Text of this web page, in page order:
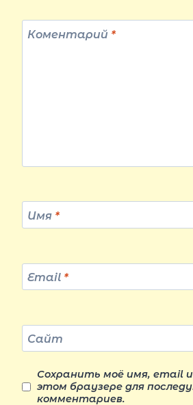
Коментарий *
Имя *
Email *
Сайт
Сохранить моё имя, email
этом браузере для
комментариев.